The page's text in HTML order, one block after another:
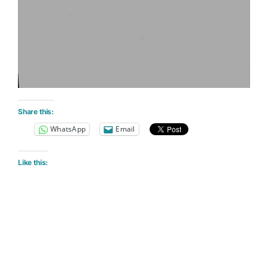
Share this:
WhatsApp Email
Like this: